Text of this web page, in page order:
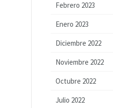
Febrero 2023
Enero 2023
Diciembre 2022
Noviembre 2022
Octubre 2022
Julio 2022